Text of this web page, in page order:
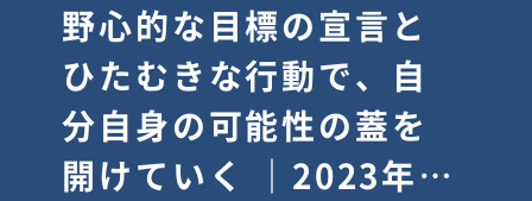
野心的な目標の宣言と
ひたむきな行動で、自
分自身の可能性の蓋を
開けていく ｜2023年度